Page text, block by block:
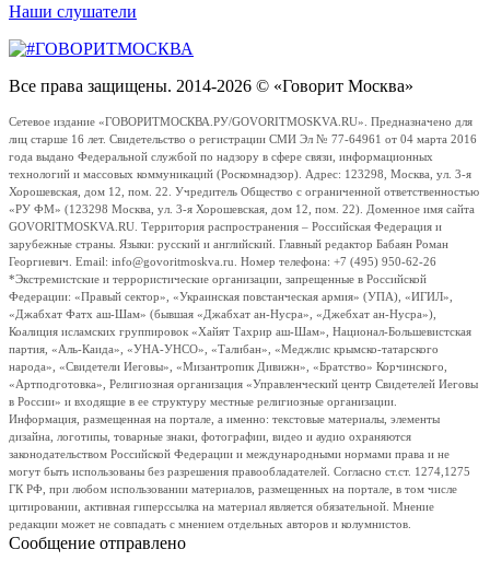
Наши слушатели
Все права защищены. 2014-2026 © «Говорит Москва»
Сетевое издание «ГОВОРИТМОСКВА.РУ/GOVORITMOSKVA.RU». Предназначено для
лиц старше 16 лет. Свидетельство о регистрации СМИ Эл № 77-64961 от 04 марта 2016
года выдано Федеральной службой по надзору в сфере связи, информационных
технологий и массовых коммуникаций (Роскомнадзор). Адрес: 123298, Москва, ул. 3-я
Хорошевская, дом 12, пом. 22. Учредитель Общество с ограниченной ответственностью
«РУ ФМ» (123298 Москва, ул. 3-я Хорошевская, дом 12, пом. 22). Доменное имя сайта
GOVORITMOSKVA.RU. Территория распространения – Российская Федерация и
зарубежные страны. Языки: русский и английский. Главный редактор Бабаян Роман
Георгиевич. Email: info@govoritmoskva.ru. Номер телефона: +7 (495) 950-62-26
*Экстремистские и террористические организации, запрещенные в Российской
Федерации: «Правый сектор», «Украинская повстанческая армия» (УПА), «ИГИЛ»,
«Джабхат Фатх аш-Шам» (бывшая «Джабхат ан-Нусра», «Джебхат ан-Нусра»),
Коалиция исламских группировок «Хайят Тахрир аш-Шам», Национал-Большевистская
партия, «Аль-Каида», «УНА-УНСО», «Талибан», «Меджлис крымско-татарского
народа», «Свидетели Иеговы», «Мизантропик Дивижн», «Братство» Корчинского,
«Артподготовка», Религиозная организация «Управленческий центр Свидетелей Иеговы
в России» и входящие в ее структуру местные религиозные организации.
Информация, размещенная на портале, а именно: текстовые материалы, элементы
дизайна, логотипы, товарные знаки, фотографии, видео и аудио охраняются
законодательством Российской Федерации и международными нормами права и не
могут быть использованы без разрешения правообладателей. Согласно ст.ст. 1274,1275
ГК РФ, при любом использовании материалов, размещенных на портале, в том числе
цитировании, активная гиперссылка на материал является обязательной. Мнение
редакции может не совпадать с мнением отдельных авторов и колумнистов.
Сообщение отправлено